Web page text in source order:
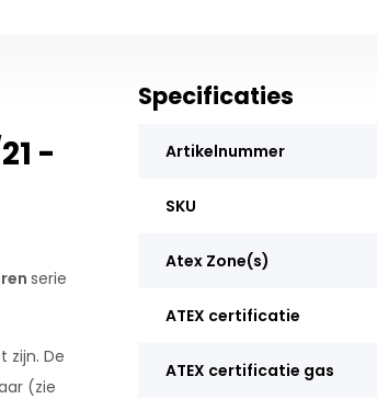
-
serie
zijn. De
(zie
Specificaties
Artikelnummer
SKU
Atex Zone(s)
ATEX certificatie
ATEX certificatie gas